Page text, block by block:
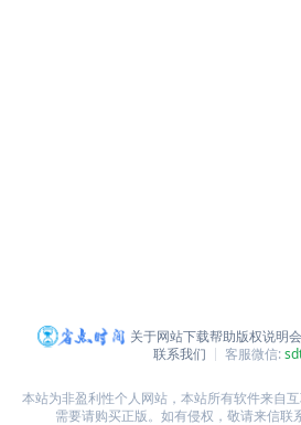
关于网站下载帮助版权说明
联系我们
客服微信:
本站为非盈利性个人网站，本站所有软件来自
需要请购买正版。如有侵权，敬请来信联